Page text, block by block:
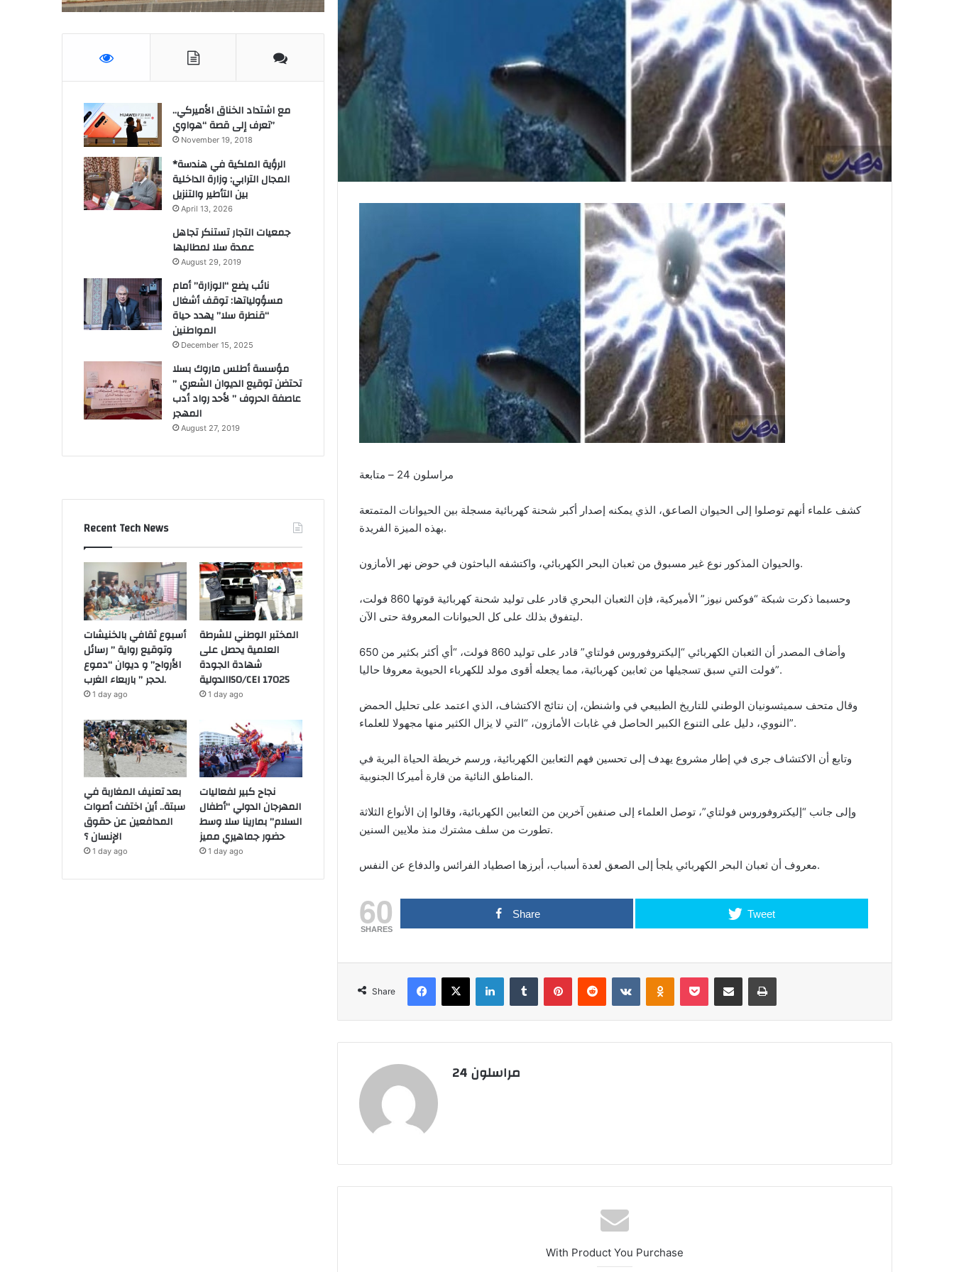
مراسلون 24 – متابعة
كشف علماء أنهم توصلوا إلى الحيوان الصاعق، الذي يمكنه إصدار أكبر شحنة كهربائية مسجلة بين الحيوانات المتمتعة
بهذه الميزة الفريدة.
والحيوان المذكور نوع غير مسبوق من ثعبان البحر الكهربائي، واكتشفه الباحثون في حوض نهر الأمازون.
وحسبما ذكرت شبكة “فوكس نيوز” الأميركية، فإن الثعبان البحري قادر على توليد شحنة كهربائية قوتها 860 فولت،
ليتفوق بذلك على كل الحيوانات المعروفة حتى الآن.
وأضاف المصدر أن الثعبان الكهربائي “إليكتروفوروس فولتاي” قادر على توليد 860 فولت، “أي أكثر بكثير من 650
فولت التي سبق تسجيلها من ثعابين كهربائية، مما يجعله أقوى مولد للكهرباء الحيوية معروفا حاليا”.
وقال متحف سميثسونيان الوطني للتاريخ الطبيعي في واشنطن، إن نتائج الاكتشاف، الذي اعتمد على تحليل الحمض
النووي، دليل على التنوع الكبير الحاصل في غابات الأمازون، “التي لا يزال الكثير منها مجهولا للعلماء”.
وتابع أن الاكتشاف جرى في إطار مشروع يهدف إلى تحسين فهم الثعابين الكهربائية، ورسم خريطة الحياة البرية في
المناطق النائية من قارة أميركا الجنوبية.
وإلى جانب “إليكتروفوروس فولتاي”، توصل العلماء إلى صنفين آخرين من الثعابين الكهربائية، وقالوا إن الأنواع الثلاثة
تطورت من سلف مشترك منذ ملايين السنين.
معروف أن ثعبان البحر الكهربائي يلجأ إلى الصعق لعدة أسباب، أبرزها اصطياد الفرائس والدفاع عن النفس.
60
SHARES
Share Tweet
Share
مراسلون 24
With Product You Purchase
مع اشتداد الخناق الأميركي..
تعرف إلى قصة “هواوي”
November 19, 2018
*الرؤية الملكية في هندسة
المجال الترابي: وزارة الداخلية
بين التأطير والتنزيل
April 13, 2026
جمعيات التجار تستنكر تجاهل
عمدة سلا لمطالبها
August 29, 2019
نائب يضع “الوزارة” أمام
مسؤولياتها: توقف أشغال
“قنطرة سلا” يهدد حياة
المواطنين
December 15, 2025
مؤسسة أطلس ماروك بسلا
تحتضن توقيع الديوان الشعري ”
عاصفة الحروف ” لأحد رواد أدب
المهجر
August 27, 2019
Recent Tech News
أسبوع ثقافي بالخنيشات
وتوقيع رواية ” رسائل
الأرواح” و ديوان “دموع
لحجر ” باربعاء الغرب.
1 day ago
المختبر الوطني للشرطة
العلمية يحصل على
شهادة الجودة
الدوليةISO/CEI 17025
1 day ago
بعد تعنيف المغاربة في
سبتة.. أين اختفت أصوات
المدافعين عن حقوق
الإنسان ؟
1 day ago
نجاح كبير لفعاليات
المهرجان الدولي “أطفال
السلام” بمارينا سلا وسط
حضور جماهيري مميز
1 day ago